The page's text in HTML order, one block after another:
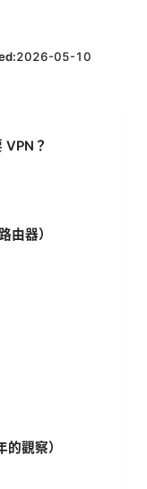
2026-05-10
VPN？
由器）
觀察）